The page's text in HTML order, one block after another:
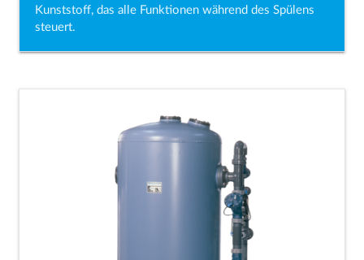
Kunststoff, das alle Funktionen während des Spülens
steuert.